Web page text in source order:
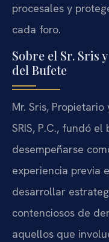
procesales y
cada foro.
Sobre el Sr. Sris
del Bufete
Mr. Sris,
SRIS, P.C., fundó
desempeñarse
experiencia previa
desarrollar
contenciosos de
aquellos que